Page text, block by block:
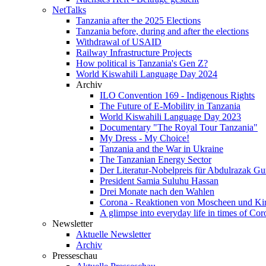
NetTalks
Tanzania after the 2025 Elections
Tanzania before, during and after the elections
Withdrawal of USAID
Railway Infrastructure Projects
How political is Tanzania's Gen Z?
World Kiswahili Language Day 2024
Archiv
ILO Convention 169 - Indigenous Rights
The Future of E-Mobility in Tanzania
World Kiswahili Language Day 2023
Documentary "The Royal Tour Tanzania"
My Dress - My Choice!
Tanzania and the War in Ukraine
The Tanzanian Energy Sector
Der Literatur-Nobelpreis für Abdulrazak
President Samia Suluhu Hassan
Drei Monate nach den Wahlen
Corona - Reaktionen von Moscheen und
A glimpse into everyday life in times of
Newsletter
Aktuelle Newsletter
Archiv
Presseschau